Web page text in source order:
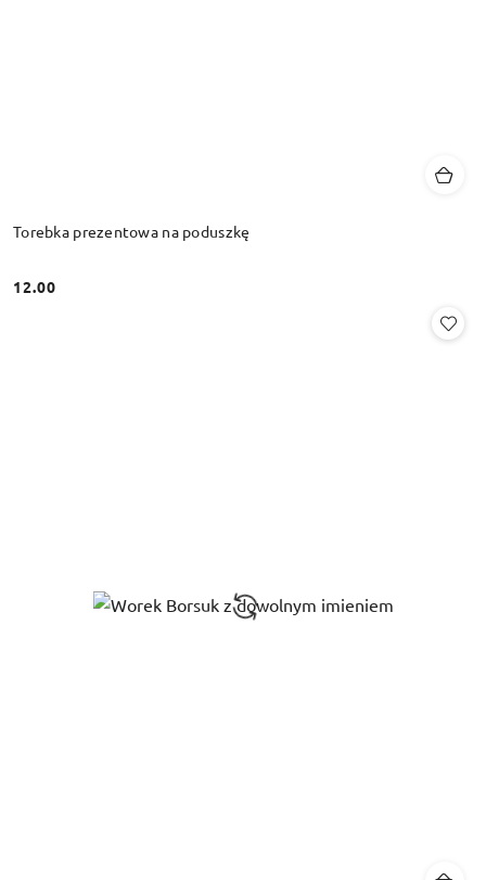
Torebka prezentowa na poduszkę
Cena:
12.00